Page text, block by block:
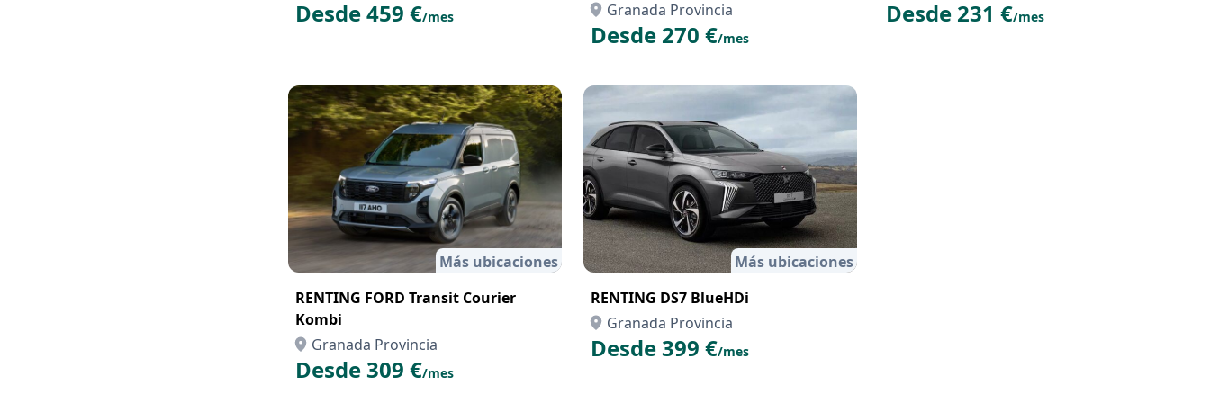
Desde 459 €/mes Granada Provincia
Desde 270 €/mes
Desde 231 €/mes
Más ubicaciones
RENTING FORD Transit Courier
Kombi
Granada Provincia
Desde 309 €/mes
Más ubicaciones
RENTING DS7 BlueHDi
Granada Provincia
Desde 399 €/mes